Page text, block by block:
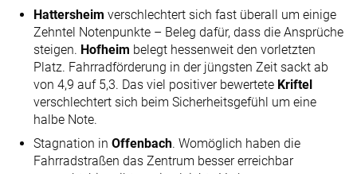
Hattersheim verschlechtert sich fast überall um einige
Zehntel Notenpunkte – Beleg dafür, dass die Ansprüche
steigen. Hofheim belegt hessenweit den vorletzten
Platz. Fahrradförderung in der jüngsten Zeit sackt ab
von 4,9 auf 5,3. Das viel positiver bewertete Kriftel
verschlechtert sich beim Sicherheitsgefühl um eine
halbe Note.
Stagnation in Offenbach. Womöglich haben die
Fahrradstraßen das Zentrum besser erreichbar